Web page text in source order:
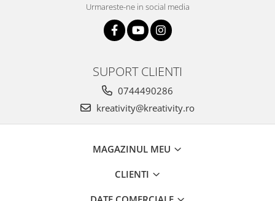
Urmareste-ne in social media
SUPORT CLIENTI
0744490286
kreativity@kreativity.ro
MAGAZINUL MEU
CLIENTI